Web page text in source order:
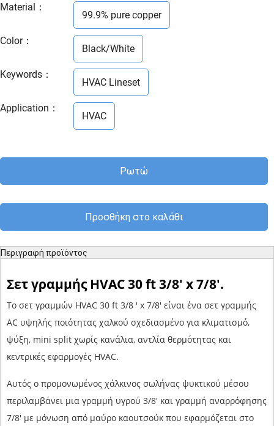
Material ：
99.9% pure copper
Color：
Black/White
Keywords ：
HVAC Lineset
Application ：
HVAC
Ρωτώ
Προσθήκη στο καλάθι
Περιγραφή προϊόντος
Σετ γραμμής HVAC 30 ft 3/8' x 7/8'.
Το σετ γραμμών HVAC 30 ft 3/8 ' x 7/8' είναι ένα σετ γραμμής
AC υψηλής ποιότητας χαλκού σχεδιασμένο για κλιματισμό,
ψύξη, mini split χωρίς κανάλια, αντλία θερμότητας και
κεντρικές εφαρμογές HVAC.
Αυτός ο προμονωμένος χάλκινος σωλήνας ψυκτικού μέσου
περιλαμβάνει μια γραμμή υγρού 3/8' και γραμμή αναρρόφησης
7/8' με μόνωση από μαύρο καουτσούκ που εφαρμόζεται στο